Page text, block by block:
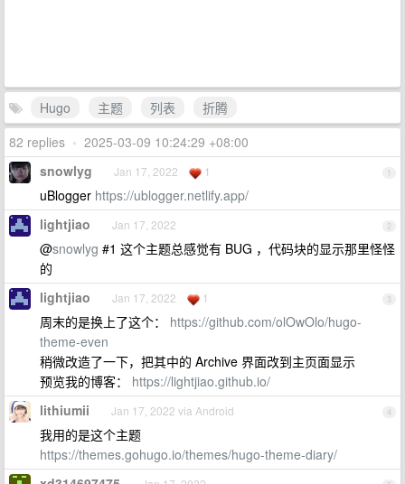
Hugo 主题 列表
折腾
82 replies • 2025-03-09 10:24:29 +08:00
1
snowlyg Jan 17, 2022 1
uBlogger https://ublogger.netlify.app/
2
lightjiao Jan 17, 2022
@snowlyg #1 这个主题总感觉有 BUG ，代码块的显示那里怪怪
的
3
lightjiao Jan 17, 2022 1
周末的是换上了这个： https://github.com/olOwOlo/hugo-
theme-even
稍微改造了一下，把其中的 Archive 界面改到主页面显示
预览我的博客： https://lightjiao.github.io/
4
lithiumii Jan 17, 2022 via Android
我用的是这个主题
https://themes.gohugo.io/themes/hugo-theme-diary/